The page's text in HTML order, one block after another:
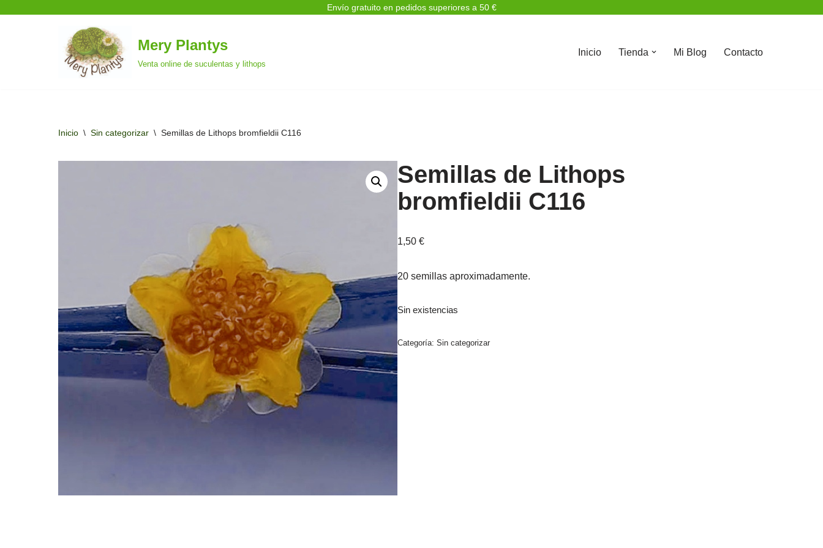
Envío gratuito en pedidos superiores a 50 €
Mery Plantys
Venta online de suculentas y lithops
Inicio Tienda Mi Blog Contacto
Inicio \ Sin categorizar \ Semillas de Lithops bromfieldii C116
Semillas de Lithops
bromfieldii C116
1,50 €
20 semillas aproximadamente.
Sin existencias
Categoría: Sin categorizar